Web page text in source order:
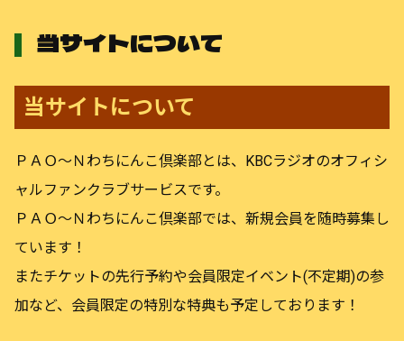
当サイトについて
当サイトについて
ＰＡＯ～Ｎわちにんこ倶楽部とは、KBCラジオのオフィシ
ャルファンクラブサービスです。
ＰＡＯ～Ｎわちにんこ倶楽部では、新規会員を随時募集し
ています！
またチケットの先行予約や会員限定イベント(不定期)の参
加など、会員限定の特別な特典も予定しております！